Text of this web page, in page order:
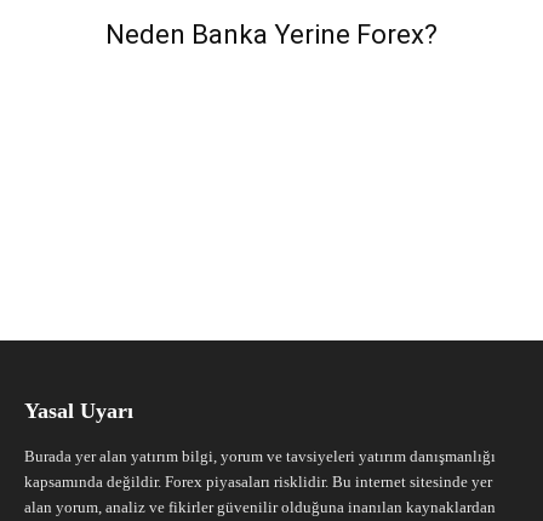
Neden Banka Yerine Forex?
Yasal Uyarı
Burada yer alan yatırım bilgi, yorum ve tavsiyeleri yatırım danışmanlığı
kapsamında değildir. Forex piyasaları risklidir. Bu internet sitesinde yer
alan yorum, analiz ve fikirler güvenilir olduğuna inanılan kaynaklardan